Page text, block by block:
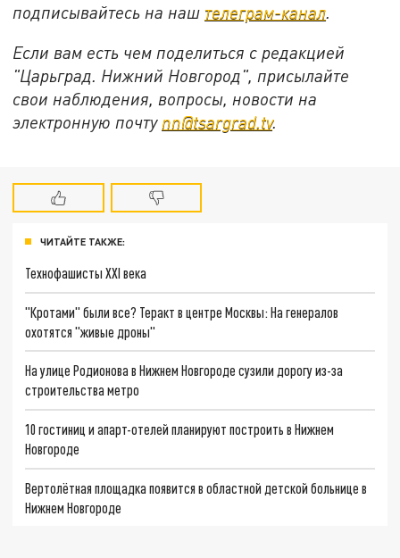
подписывайтесь на наш телеграм-канал
Если вам есть чем поделиться с редакцией
"Царьград. Нижний Новгород", присылайте
свои наблюдения, вопросы, новости на
электронную почту nn@tsargrad.tv.
ЧИТАЙТЕ ТАКЖЕ:
Технофашисты XXI века
"Кротами" были все? Теракт в центре Москвы: На генералов
охотятся "живые дроны"
На улице Родионова в Нижнем Новгороде сузили дорогу из-за
строительства метро
10 гостиниц и апарт-отелей планируют построить в Нижнем
Новгороде
Вертолётная площадка появится в областной детской больнице в
Нижнем Новгороде